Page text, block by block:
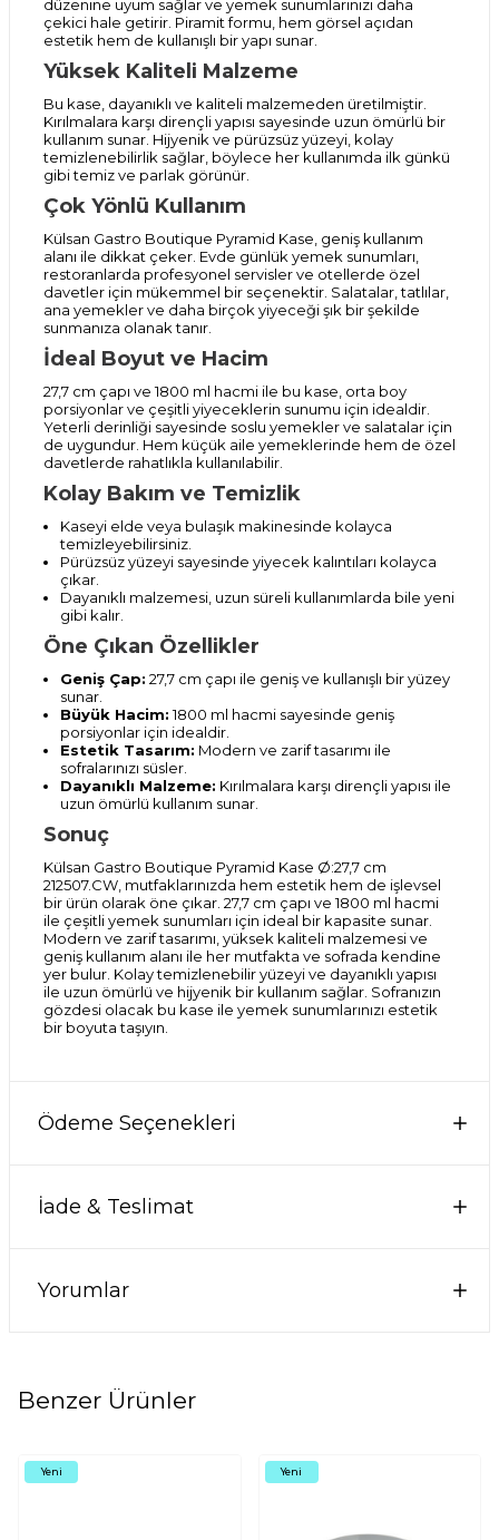
düzenine uyum sağlar ve yemek sunumlarınızı daha
çekici hale getirir. Piramit formu, hem görsel açıdan
estetik hem de kullanışlı bir yapı sunar.
Yüksek Kaliteli Malzeme
Bu kase, dayanıklı ve kaliteli malzemeden üretilmiştir.
Kırılmalara karşı dirençli yapısı sayesinde uzun ömürlü bir
kullanım sunar. Hijyenik ve pürüzsüz yüzeyi, kolay
temizlenebilirlik sağlar, böylece her kullanımda ilk günkü
gibi temiz ve parlak görünür.
Çok Yönlü Kullanım
Külsan Gastro Boutique Pyramid Kase, geniş kullanım
alanı ile dikkat çeker. Evde günlük yemek sunumları,
restoranlarda profesyonel servisler ve otellerde özel
davetler için mükemmel bir seçenektir. Salatalar, tatlılar,
ana yemekler ve daha birçok yiyeceği şık bir şekilde
sunmanıza olanak tanır.
İdeal Boyut ve Hacim
27,7 cm çapı ve 1800 ml hacmi ile bu kase, orta boy
porsiyonlar ve çeşitli yiyeceklerin sunumu için idealdir.
Yeterli derinliği sayesinde soslu yemekler ve salatalar için
de uygundur. Hem küçük aile yemeklerinde hem de özel
davetlerde rahatlıkla kullanılabilir.
Kolay Bakım ve Temizlik
Kaseyi elde veya bulaşık makinesinde kolayca
temizleyebilirsiniz.
Pürüzsüz yüzeyi sayesinde yiyecek kalıntıları kolayca
çıkar.
Dayanıklı malzemesi, uzun süreli kullanımlarda bile yeni
gibi kalır.
Öne Çıkan Özellikler
Geniş Çap: 27,7 cm çapı ile geniş ve kullanışlı bir yüzey
sunar.
Büyük Hacim:1800 ml hacmi sayesinde geniş
porsiyonlar için idealdir.
Estetik Tasarım: Modern ve zarif tasarımı ile
sofralarınızı süsler.
Dayanıklı Malzeme: Kırılmalara karşı dirençli yapısı ile
uzun ömürlü kullanım sunar.
Sonuç
Külsan Gastro Boutique Pyramid Kase Ø:27,7 cm
212507.CW, mutfaklarınızda hem estetik hem de işlevsel
bir ürün olarak öne çıkar. 27,7 cm çapı ve 1800 ml hacmi
ile çeşitli yemek sunumları için ideal bir kapasite sunar.
Modern ve zarif tasarımı, yüksek kaliteli malzemesi ve
geniş kullanım alanı ile her mutfakta ve sofrada kendine
yer bulur. Kolay temizlenebilir yüzeyi ve dayanıklı yapısı
ile uzun ömürlü ve hijyenik bir kullanım sağlar. Sofranızın
gözdesi olacak bu kase ile yemek sunumlarınızı estetik
bir boyuta taşıyın.
Ödeme Seçenekleri
İade & Teslimat
Yorumlar
Benzer Ürünler
Yeni Yeni